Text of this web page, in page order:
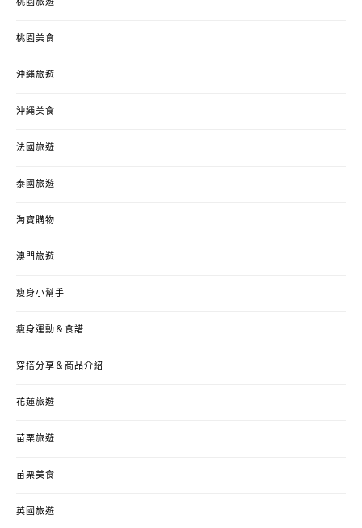
桃園旅遊
桃園美食
沖繩旅遊
沖繩美食
法國旅遊
泰國旅遊
淘寶購物
澳門旅遊
瘦身小幫手
瘦身運動＆食譜
穿搭分享＆商品介紹
花蓮旅遊
苗栗旅遊
苗栗美食
英國旅遊